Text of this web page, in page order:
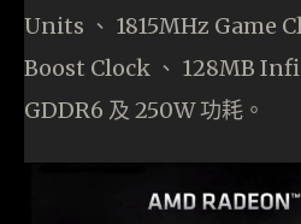
Units 、 1815MHz Game
Boost Clock 、 128MB
GDDR6 及 250W 功耗。